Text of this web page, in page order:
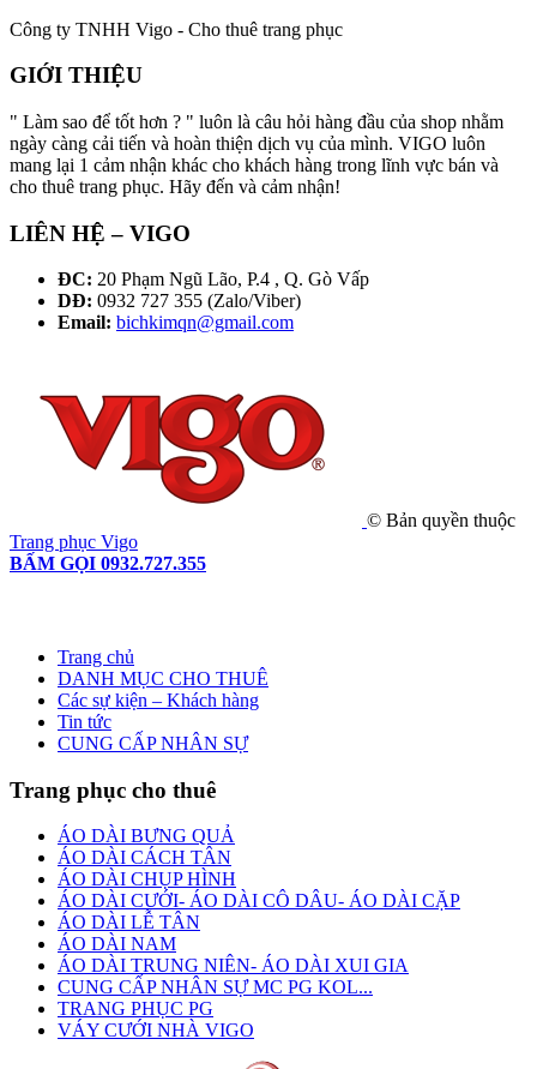
Công ty TNHH Vigo - Cho thuê trang phục
GIỚI THIỆU
" Làm sao để tốt hơn ? " luôn là câu hỏi hàng đầu của shop nhằm
ngày càng cải tiến và hoàn thiện dịch vụ của mình. VIGO luôn
mang lại 1 cảm nhận khác cho khách hàng trong lĩnh vực bán và
cho thuê trang phục. Hãy đến và cảm nhận!
LIÊN HỆ – VIGO
ĐC: 20 Phạm Ngũ Lão, P.4 , Q. Gò Vấp
DĐ: 0932 727 355 (Zalo/Viber)
Email: bichkimqn@gmail.com
© Bản quyền thuộc
Trang phục Vigo
BẤM GỌI 0932.727.355
Trang chủ
DANH MỤC CHO THUÊ
Các sự kiện – Khách hàng
Tin tức
CUNG CẤP NHÂN SỰ
Trang phục cho thuê
ÁO DÀI BƯNG QUẢ
ÁO DÀI CÁCH TÂN
ÁO DÀI CHỤP HÌNH
ÁO DÀI CƯỚI- ÁO DÀI CÔ DÂU- ÁO DÀI CẶP
ÁO DÀI LỄ TÂN
ÁO DÀI NAM
ÁO DÀI TRUNG NIÊN- ÁO DÀI XUI GIA
CUNG CẤP NHÂN SỰ MC PG KOL...
TRANG PHỤC PG
VÁY CƯỚI NHÀ VIGO